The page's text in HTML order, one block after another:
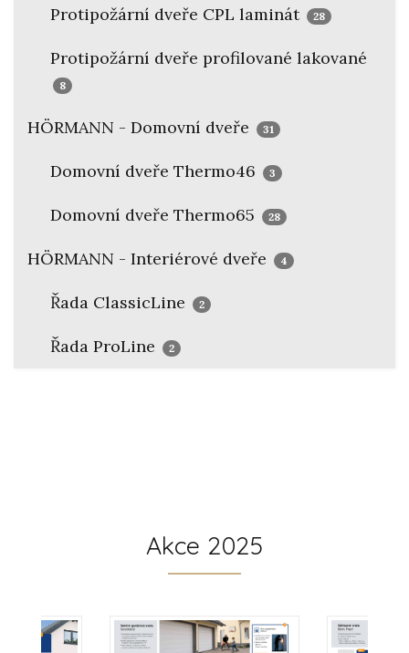
Protipožární dveře CPL laminát 28
Protipožární dveře profilované lakované
8
HÖRMANN - Domovní dveře 31
Domovní dveře Thermo46 3
Domovní dveře Thermo65 28
HÖRMANN - Interiérové dveře 4
Řada ClassicLine 2
Řada ProLine 2
Akce 2025